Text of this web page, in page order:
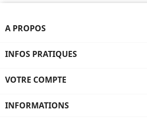
A PROPOS
INFOS PRATIQUES
VOTRE COMPTE
INFORMATIONS